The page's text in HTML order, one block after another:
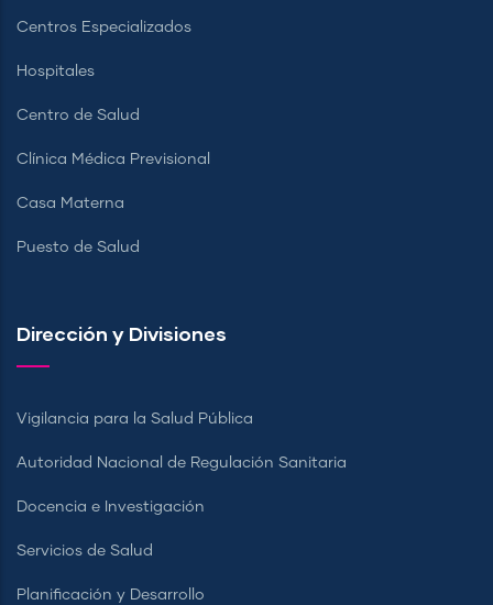
Centros Especializados
Hospitales
Centro de Salud
Clínica Médica Previsional
Casa Materna
Puesto de Salud
Dirección y Divisiones
Vigilancia para la Salud Pública
Autoridad Nacional de Regulación Sanitaria
Docencia e Investigación
Servicios de Salud
Planificación y Desarrollo